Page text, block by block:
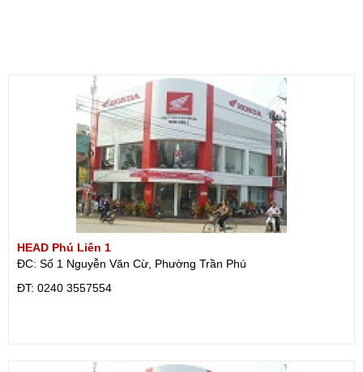
HEAD Phú Liên 1
ĐC: Số 1 Nguyễn Văn Cừ, Phường Trần Phú
ÐT: 0240 3557554